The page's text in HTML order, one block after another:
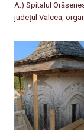
A.) Spitalul
județul Valcea,